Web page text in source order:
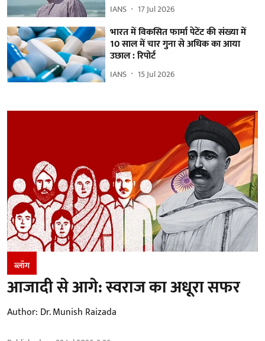
IANS 17 Jul 2026
भारत में विकसित फार्मा पेटेंट की संख्या में
10 साल में चार गुना से अधिक का आया
उछाल : रिपोर्ट
IANS 15 Jul 2026
ब्लॉग
आजादी से आगे: स्वराज का अधूरा सफर
Author: Dr. Munish Raizada